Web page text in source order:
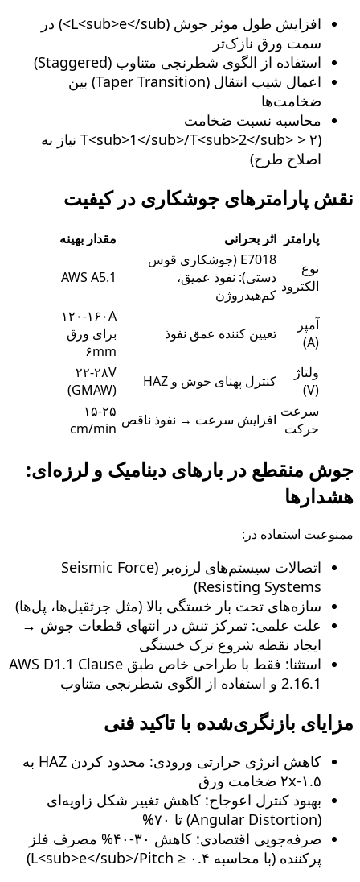
افزایش طول موثر جوش (L<sub>e</sub>) در
سمت ورق نازک‌تر
استفاده از الگوی شطرنجی متناوب (Staggered)
اعمال شیب انتقال (Taper Transition) بین
ضخامت‌ها
محاسبه نسبت ضخامت
(T<sub>1</sub>/T<sub>2</sub> > ۲ نیاز به
اصلاح طرح)
نقش پارامترهای جوشکاری در کیفیت
پارامتر اثر بحرانی
مقدار بهینه
نوع
الکترود
E7018 (جوشکاری قوس
دستی): نفوذ عمیق،
کم‌هیدروژن
AWS A5.1
آمپر
(A)
تعیین کننده عمق نفوذ
۱۲۰-۱۶۰A
برای ورق
۶mm
ولتاژ
(V)
کنترل پهنای جوش و HAZ
۲۲-۲۸V
(GMAW)
سرعت
حرکت افزایش سرعت → نفوذ ناقص ۱۵-۲۵
cm/min
جوش منقطع در بارهای دینامیک و لرزه‌ای:
هشدارها
ممنوعیت استفاده در:
اتصالات سیستم‌های لرزه‌بر (Seismic Force
Resisting Systems)
سازه‌های تحت بار خستگی بالا (مثل جرثقیل‌ها، پل‌ها)
علت علمی: تمرکز تنش در انتهای قطعات جوش →
ایجاد نقطه شروع ترک خستگی
استثنا: فقط با طراحی خاص طبق AWS D1.1 Clause
2.16.1 و استفاده از الگوی شطرنجی متناوب
مزایای بازنگری‌شده با تاکید فنی
کاهش انرژی حرارتی ورودی: محدود کردن HAZ به
۱.۵-۲x ضخامت ورق
بهبود کنترل اعوجاج: کاهش تغییر شکل زاویه‌ای
(Angular Distortion) تا ۷۰%
صرفه‌جویی اقتصادی: کاهش ۳۰-۴۰% مصرف فلز
پرکننده (با محاسبه L<sub>e</sub>/Pitch ≥ ۰.۴)